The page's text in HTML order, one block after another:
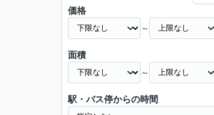
価格
～
面積
～
駅・バス停からの時間